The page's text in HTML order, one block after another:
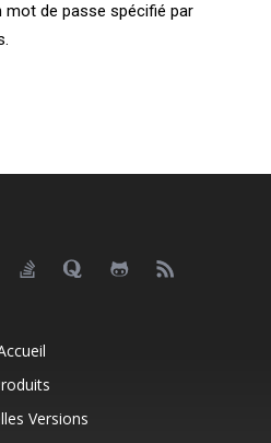
mot de passe spécifié par
Versions